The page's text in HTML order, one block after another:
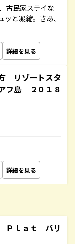
古民家ステイな
と凝縮。さあ、
詳細を見る
リゾートスタ
フ島 ２０１８
詳細を見る
Ｐｌａｔ パリ